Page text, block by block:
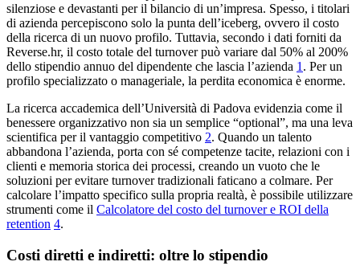
silenziose e devastanti per il bilancio di un’impresa. Spesso, i titolari
di azienda percepiscono solo la punta dell’iceberg, ovvero il costo
della ricerca di un nuovo profilo. Tuttavia, secondo i dati forniti da
Reverse.hr, il costo totale del turnover può variare dal 50% al 200%
dello stipendio annuo del dipendente che lascia l’azienda 1. Per un
profilo specializzato o manageriale, la perdita economica è enorme.
La ricerca accademica dell’Università di Padova evidenzia come il
benessere organizzativo non sia un semplice “optional”, ma una leva
scientifica per il vantaggio competitivo 2. Quando un talento
abbandona l’azienda, porta con sé competenze tacite, relazioni con i
clienti e memoria storica dei processi, creando un vuoto che le
soluzioni per evitare turnover tradizionali faticano a colmare. Per
calcolare l’impatto specifico sulla propria realtà, è possibile utilizzare
strumenti come il Calcolatore del costo del turnover e ROI della
retention 4.
Costi diretti e indiretti: oltre lo stipendio